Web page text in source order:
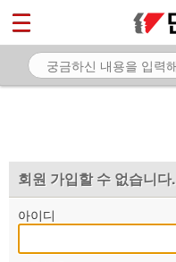
회원 가입할 수 없습니다.
아이디
마이페이지
소개
자료
부설기관